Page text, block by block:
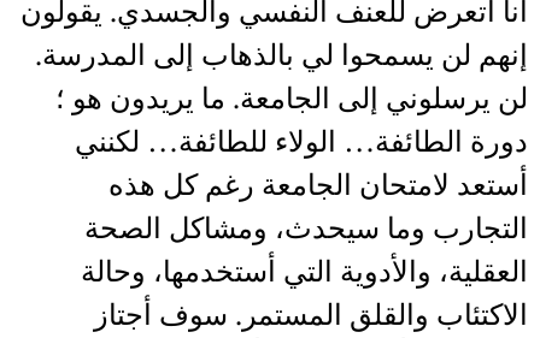
إنهم لن يسمحوا لي بالذهاب إلى المدرسة.
لن يرسلوني إلى الجامعة. ما يريدون هو ؛
دورة الطائفة… الولاء للطائفة… لكنني
أستعد لامتحان الجامعة رغم كل هذه
التجارب وما سيحدث، ومشاكل الصحة
العقلية، والأدوية التي أستخدمها، وحالة
الاكتئاب والقلق المستمر. سوف أجتاز